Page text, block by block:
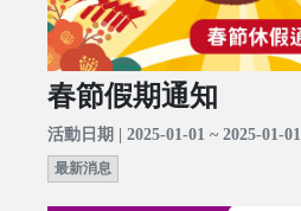
春節假期通知
活動日期 | 2025-01-01 ~ 2025-01-01
最新消息